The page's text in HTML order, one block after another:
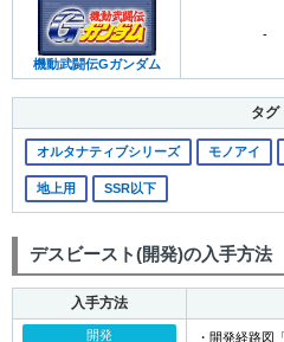
機動武闘伝Gガンダム
-
タグ
オルタナティブシリーズ モノアイ
地上用 SSR以下
デスビースト(開発)の入手方法
入手方法
開発 ・開発経路図「